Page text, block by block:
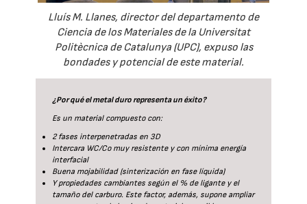
Lluís M. Llanes, director del departamento de
Ciencia de los Materiales de la Universitat
Politècnica de Catalunya (UPC), expuso las
bondades y potencial de este material.
¿Por qué el metal duro representa un éxito?
Es un material compuesto con:
2 fases interpenetradas en 3D
Intercara WC/Co muy resistente y con mínima energía
interfacial
Buena mojabilidad (sinterización en fase líquida)
Y propiedades cambiantes según el % de ligante y el
tamaño del carburo. Este factor, además, supone ampliar